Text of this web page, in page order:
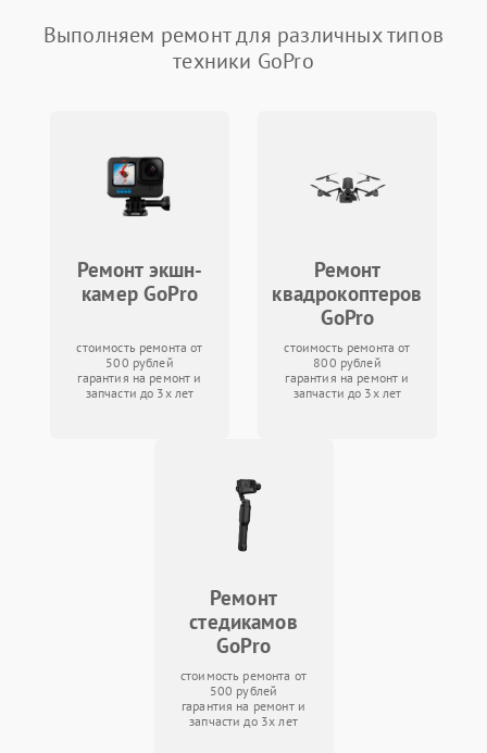
Выполняем ремонт для различных типов
техники GoPro
Ремонт экшн-
камер GoPro
стоимость ремонта от
500 рублей
гарантия на ремонт и
запчасти до 3х лет
Ремонт
квадрокоптеров
GoPro
стоимость ремонта от
800 рублей
гарантия на ремонт и
запчасти до 3х лет
Ремонт
стедикамов
GoPro
стоимость ремонта от
500 рублей
гарантия на ремонт и
запчасти до 3х лет